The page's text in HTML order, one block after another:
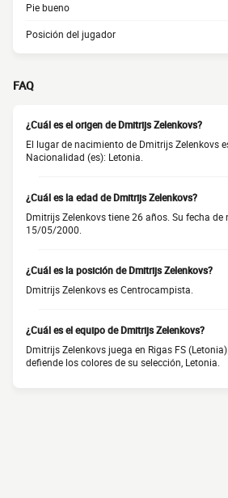
Pie bueno
Posición del jugador
FAQ
¿Cuál es el origen de Dmitrijs Zelenkovs?
El lugar de nacimiento de Dmitrijs Zelenkovs
Nacionalidad (es): Letonia.
¿Cuál es la edad de Dmitrijs Zelenkovs?
Dmitrijs Zelenkovs tiene 26 años. Su fecha de
15/05/2000.
¿Cuál es la posición de Dmitrijs Zelenkovs?
Dmitrijs Zelenkovs es Centrocampista.
¿Cuál es el equipo de Dmitrijs Zelenkovs?
Dmitrijs Zelenkovs juega en Rigas FS
defiende los colores de su selección, Letonia.